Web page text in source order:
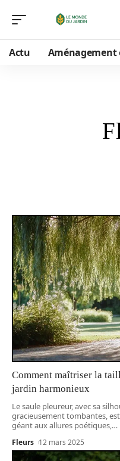
Actu Aménagement
Comment maîtriser la
jardin harmonieux
Le saule pleureur, avec sa
gracieusement tombantes,
géant aux allures poétiques,…
Fleurs 12 mars 2025